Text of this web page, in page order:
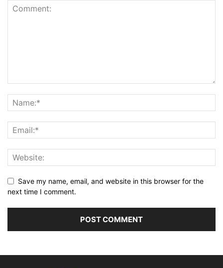
Save my name, email, and website in this browser for the
next time I comment.